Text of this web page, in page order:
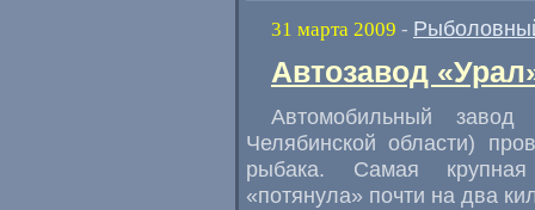
31 марта 2009 -
Автозавод
Автомобильный
Челябинской области)
рыбака. Самая
«потянула» почти на два